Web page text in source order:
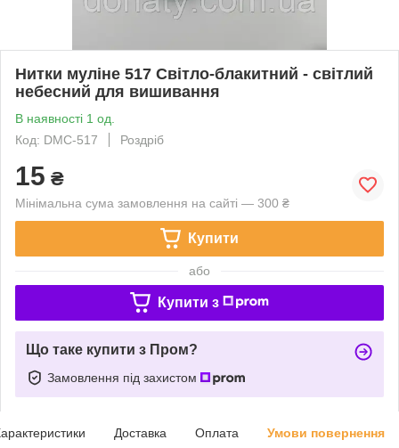
Нитки муліне 517 Світло-блакитний - світлий
небесний для вишивання
В наявності 1 од.
Код: DMC-517
Роздріб
15 ₴
Мінімальна сума замовлення на сайті — 300 ₴
Купити
або
Купити з
Що таке купити з Пром?
Замовлення під захистом
Доставка Оплата Умови повернення